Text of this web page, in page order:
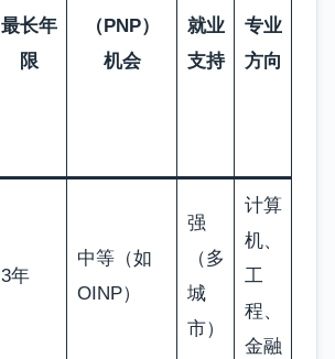
最长年
限
（PNP）
机会
就业
支持
专业
方向
3年
中等（如
OINP）
强
（多
城
市）
计算
机、
工
程、
金融